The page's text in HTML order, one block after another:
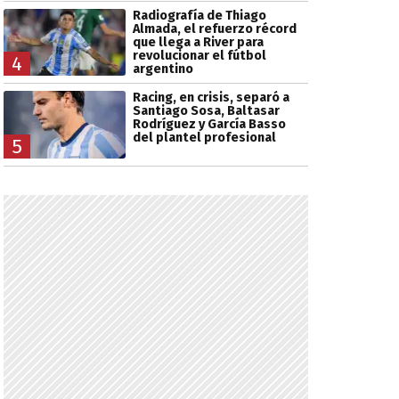
4
Radiografía de Thiago
Almada, el refuerzo récord
que llega a River para
revolucionar el fútbol
argentino
5
Racing, en crisis, separó a
Santiago Sosa, Baltasar
Rodríguez y García Basso
del plantel profesional